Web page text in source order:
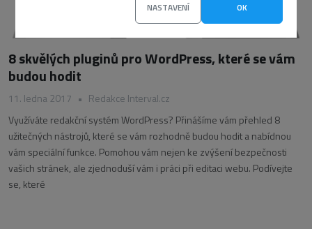
NASTAVENÍ OK
8 skvělých pluginů pro WordPress, které se vám
budou hodit
11. ledna 2017 • Redakce Interval.cz
Využíváte redakční systém WordPress? Přinášíme vám přehled 8
užitečných nástrojů, které se vám rozhodně budou hodit a nabídnou
vám speciální funkce. Pomohou vám nejen ke zvýšení bezpečnosti
vašich stránek, ale zjednoduší vám i práci při editaci webu. Podívejte
se, které